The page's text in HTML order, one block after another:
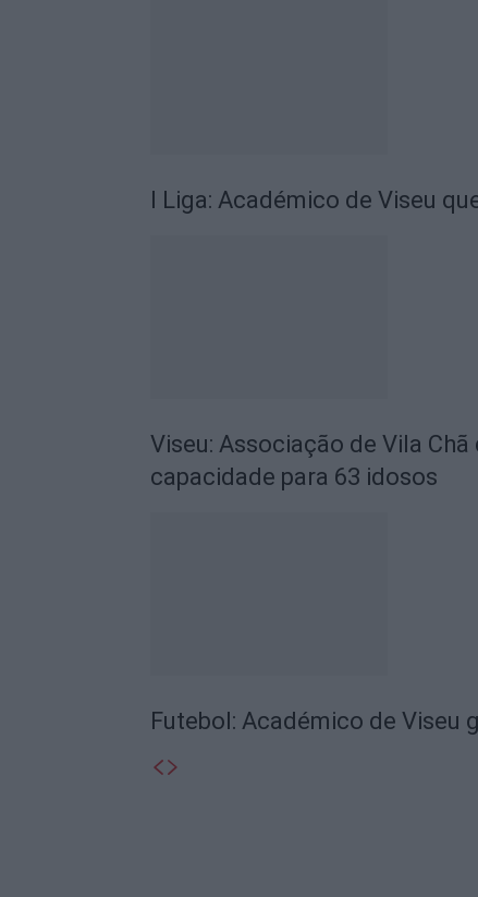
I Liga: Académico de Viseu
Viseu: Associação de Vila
capacidade para 63 idosos
Futebol: Académico de Viseu